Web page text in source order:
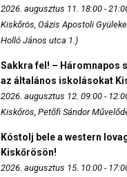
2026. augusztus 11. 18:00 -
Kiskőrös, Oázis Apostoli
Holló János utca 1.)
Sakkra fel! – Háromnapos
az általános iskolásokat
2026. augusztus 12. 09:00 -
Kiskőrös, Petőfi Sándor
Kóstolj bele a western
Kiskőrösön!
2026. augusztus 15. 10:00 -